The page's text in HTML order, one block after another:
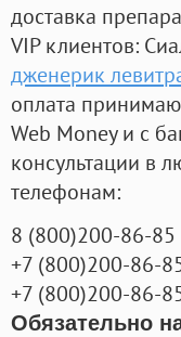
доставка
VIP клиентов:
дженерик
оплата
Web Money и с
консультации в
телефонам:
8 (800)200-86-85
+7 (800)200-86-
+7 (800)200-86-
Обязательно